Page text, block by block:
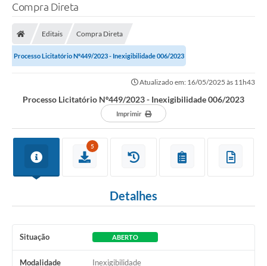
Compra Direta
Editais Compra Direta
Processo Licitatório Nº449/2023 - Inexigibilidade 006/2023
Atualizado em: 16/05/2025 às 11h43
Processo Licitatório Nº449/2023 - Inexigibilidade 006/2023
Imprimir
5
Detalhes
Situação ABERTO
Modalidade Inexigibilidade